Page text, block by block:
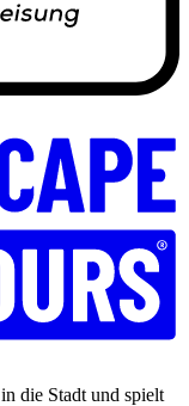
die Stadt und spielt